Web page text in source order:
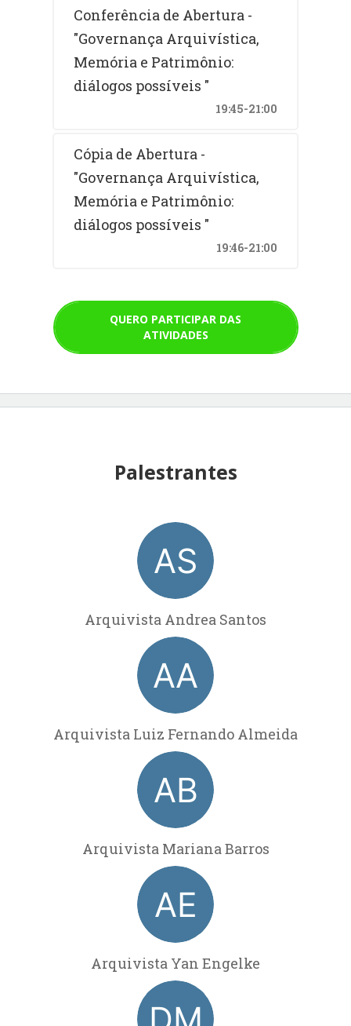
Conferência de Abertura -
"Governança Arquivística,
Memória e Patrimônio:
diálogos possíveis "
19:45-21:00
Cópia de Abertura -
"Governança Arquivística,
Memória e Patrimônio:
diálogos possíveis "
19:46-21:00
QUERO PARTICIPAR DAS
ATIVIDADES
Palestrantes
Arquivista Andrea Santos
Arquivista Luiz Fernando Almeida
Arquivista Mariana Barros
Arquivista Yan Engelke